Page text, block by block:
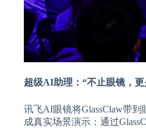
超级AI助理：“不止眼镜，
讯飞AI眼镜将GlassClaw带
成真实场景演示：通过